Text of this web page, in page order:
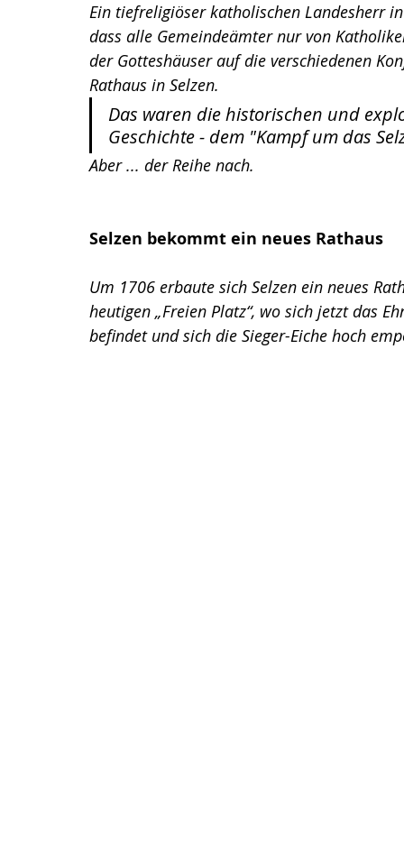
Ein tiefreligiöser katholischen Landesherr
dass alle Gemeindeämter nur von
der Gotteshäuser auf die verschiedenen
Rathaus in Selzen.
Das waren die historischen und
Geschichte - dem "Kampf um das
Aber ... der Reihe nach.
Selzen bekommt ein neues Rathaus
Um 1706 erbaute sich Selzen ein neues
heutigen „Freien Platz“, wo sich jetzt das
befindet und sich die Sieger-Eiche hoch